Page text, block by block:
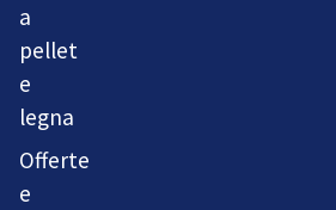
a
pellet
e
legna
Offerte
e